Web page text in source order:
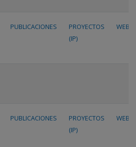
PUBLICACIONES
PROYECTOS
(IP)
WEB
PUBLICACIONES
PROYECTOS
(IP)
WEB